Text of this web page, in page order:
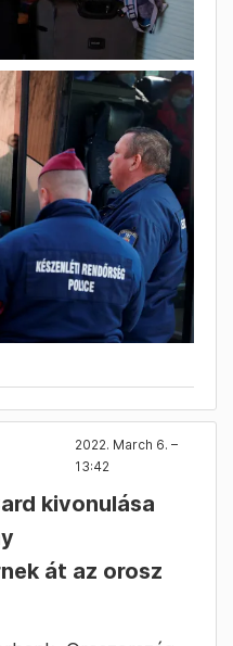
2022. March 6. –
13:42
kivonulása
át az orosz